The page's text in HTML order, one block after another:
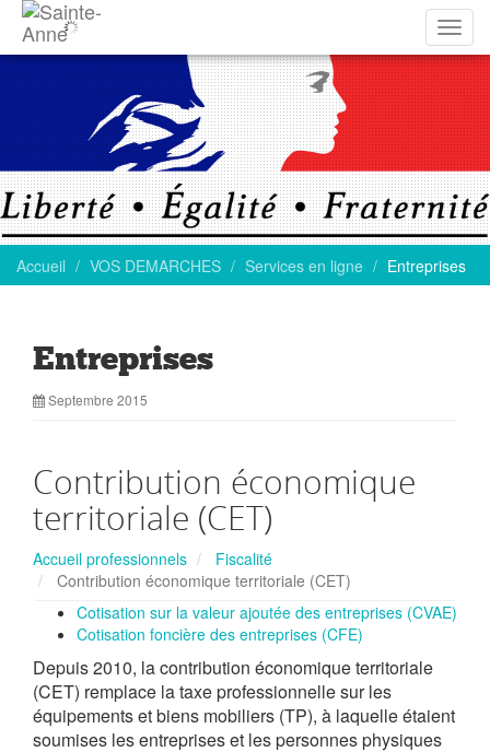
la
Accueil VOS DEMARCHES Services en ligne Entreprises
Entreprises
Septembre 2015
Contribution économique
territoriale (CET)
Accueil professionnels
Fiscalité
Contribution économique territoriale (CET)
Cotisation sur la valeur ajoutée des entreprises (CVAE)
Cotisation foncière des entreprises (CFE)
Depuis 2010, la contribution économique territoriale
(CET) remplace la taxe professionnelle sur les
équipements et biens mobiliers (TP), à laquelle étaient
soumises les entreprises et les personnes physiques